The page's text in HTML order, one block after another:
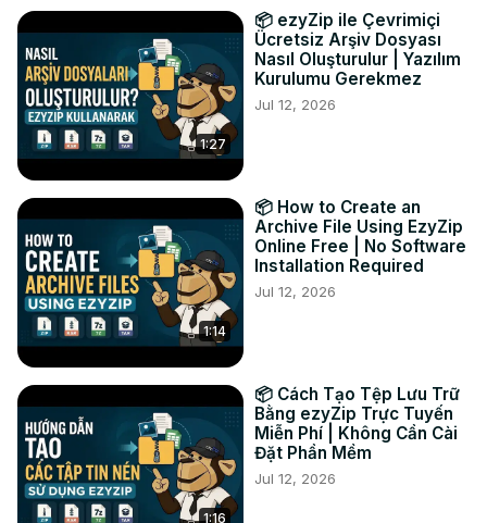
主要功能：
- 支持 120 多种视频和音频格式转换
- 无文件大小限制
- 超快速本地处理
- 完全离线工作
- 安全的本地文件处理
非常适合需要快速、可靠地跨多种格式进行文件转换的媒体爱
好者、内容创作者和专业人士！
#mp4converter #fileconversion #windowstutorial
#mediaconverter #videoeditingtools #easyfileconversion
#techhowto
联系我们：
Twitter：https://twitter.com/ezyZip
1:27
📦 ezyZip ile Çevrimiçi
Ücretsiz Arşiv Dosyası
Nasıl Oluşturulur | Yazılım
Kurulumu Gerekmez
Jul 12, 2026
1:14
📦 How to Create an
Archive File Using EzyZip
Online Free | No Software
Installation Required
Jul 12, 2026
1:16
📦 Cách Tạo Tệp Lưu Trữ
Bằng ezyZip Trực Tuyến
Miễn Phí | Không Cần Cài
Đặt Phần Mềm
Jul 12, 2026